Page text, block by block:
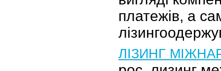
платежів, а
ЛІЗИНГ